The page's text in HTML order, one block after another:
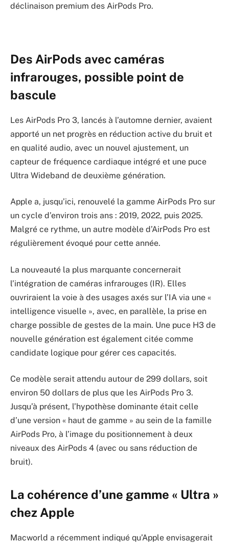
déclinaison premium des AirPods Pro.
Des AirPods avec caméras
infrarouges, possible point de
bascule
Les AirPods Pro 3, lancés à l’automne dernier, avaient
apporté un net progrès en réduction active du bruit et
en qualité audio, avec un nouvel ajustement, un
capteur de fréquence cardiaque intégré et une puce
Ultra Wideband de deuxième génération.
Apple a, jusqu’ici, renouvelé la gamme AirPods Pro sur
un cycle d’environ trois ans : 2019, 2022, puis 2025.
Malgré ce rythme, un autre modèle d’AirPods Pro est
régulièrement évoqué pour cette année.
La nouveauté la plus marquante concernerait
l’intégration de caméras infrarouges (IR). Elles
ouvriraient la voie à des usages axés sur l’IA via une «
intelligence visuelle », avec, en parallèle, la prise en
charge possible de gestes de la main. Une puce H3 de
nouvelle génération est également citée comme
candidate logique pour gérer ces capacités.
Ce modèle serait attendu autour de 299 dollars, soit
environ 50 dollars de plus que les AirPods Pro 3.
Jusqu’à présent, l’hypothèse dominante était celle
d’une version « haut de gamme » au sein de la famille
AirPods Pro, à l’image du positionnement à deux
niveaux des AirPods 4 (avec ou sans réduction de
bruit).
La cohérence d’une gamme « Ultra »
chez Apple
Macworld a récemment indiqué qu’Apple envisagerait